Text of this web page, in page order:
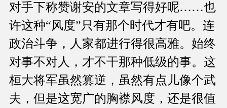
对手下称赞谢安的文章写得好呢……也
许这种“风度”只有那个时代才有吧。连
政治斗争，人家都进行得很高雅。始终
对事不对人，才不干那种低级的事。这
桓大将军虽然篡逆，虽然有点儿像个武
夫，但是这宽广的胸襟风度，还是很值